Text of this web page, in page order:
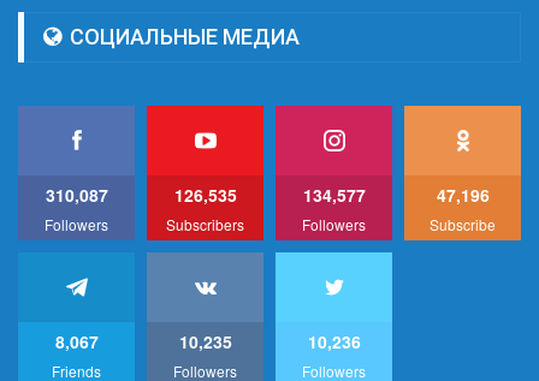
СОЦИАЛЬНЫЕ МЕДИА
310,087
Followers
126,535
Subscribers
134,577
Followers
47,196
Subscribe
8,067
Friends
10,235
Followers
10,236
Followers